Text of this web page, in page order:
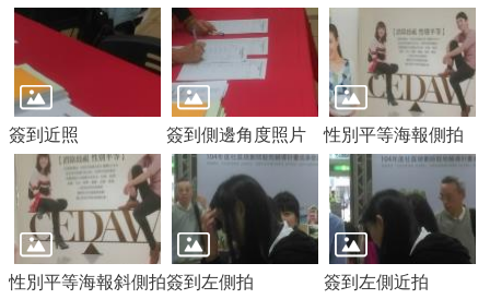
資
訊
便
民
服
政
府
資
訊
簽到近照 簽到側邊角度照片 性別平等海報側拍
性別平等海報斜側拍簽到左側拍
簽到左側近拍